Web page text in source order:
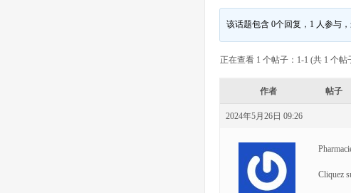
该话题包含 0个回复，1 人参与
正在查看 1 个帖子：1-1 (共 1 个帖
作者 帖子
2024年5月26日 09:26
Cliquez